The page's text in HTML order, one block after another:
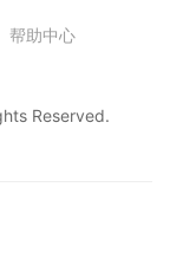
帮助中心
Reserved.